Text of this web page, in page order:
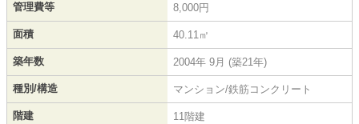
管理費等 8,000円
面積 40.11㎡
築年数 2004年 9月 (築21年)
種別/構造 マンション/鉄筋コンクリート
階建 11階建